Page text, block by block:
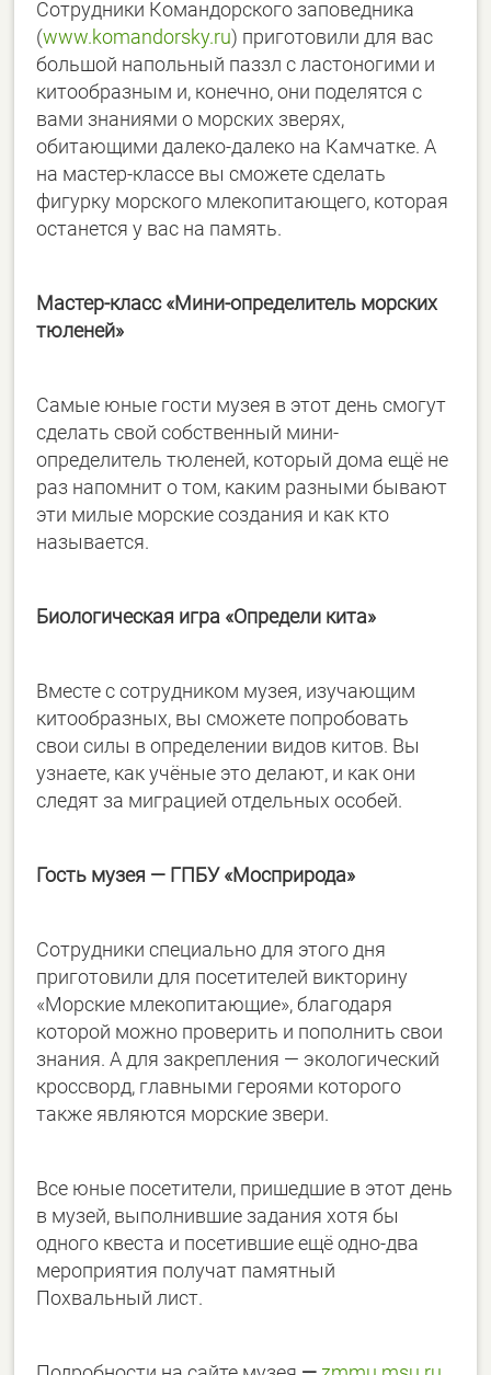
Сотрудники Командорского заповедника
(www.komandorsky.ru) приготовили для вас
большой напольный паззл с ластоногими и
китообразным и, конечно, они поделятся с
вами знаниями о морских зверях,
обитающими далеко-далеко на Камчатке. А
на мастер-классе вы сможете сделать
фигурку морского млекопитающего, которая
останется у вас на память.
Мастер-класс «Мини-определитель морских
тюленей»
Самые юные гости музея в этот день смогут
сделать свой собственный мини-
определитель тюленей, который дома ещё не
раз напомнит о том, каким разными бывают
эти милые морские создания и как кто
называется.
Биологическая игра «Определи кита»
Вместе с сотрудником музея, изучающим
китообразных, вы сможете попробовать
свои силы в определении видов китов. Вы
узнаете, как учёные это делают, и как они
следят за миграцией отдельных особей.
Гость музея — ГПБУ «Мосприрода»
Сотрудники специально для этого дня
приготовили для посетителей викторину
«Морские млекопитающие», благодаря
которой можно проверить и пополнить свои
знания. А для закрепления — экологический
кроссворд, главными героями которого
также являются морские звери.
Все юные посетители, пришедшие в этот день
в музей, выполнившие задания хотя бы
одного квеста и посетившие ещё одно-два
мероприятия получат памятный
Похвальный лист.